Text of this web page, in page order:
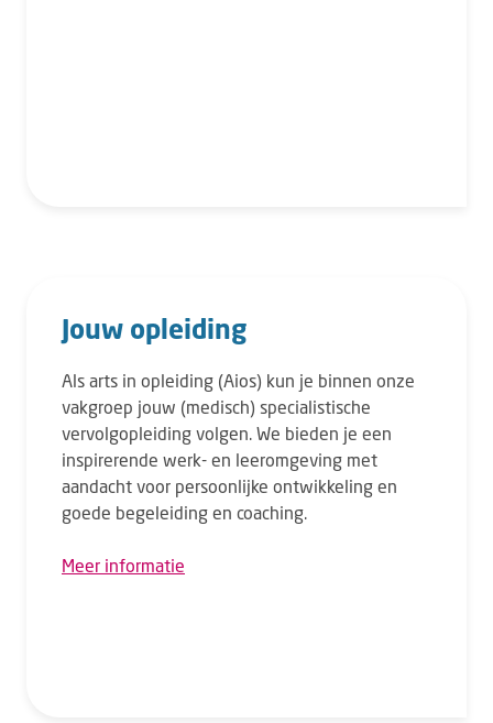
Jouw opleiding
Als arts in opleiding (Aios) kun je binnen onze
vakgroep jouw (medisch) specialistische
vervolgopleiding volgen. We bieden je een
inspirerende werk- en leeromgeving met
aandacht voor persoonlijke ontwikkeling en
goede begeleiding en coaching.
Meer informatie